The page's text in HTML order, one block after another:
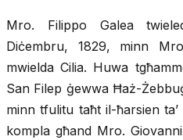
Mro. Filippo Galea
Diċembru, 1829, minn
mwielda Cilia. Huwa
San Filep ġewwa Ħaż-
minn tfulitu taħt il-ħarsien
kompla għand Mro.